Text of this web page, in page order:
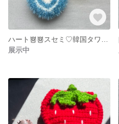
展示中